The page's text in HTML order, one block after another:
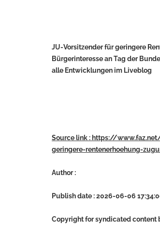
JU-Vorsitzender für geringere
Bürgerinteresse an Tag der
alle Entwicklungen im Liveblog
Source link : https://
geringere-rentenerhoehung-
Author :
Publish date : 2026-06-06
Copyright for syndicated content